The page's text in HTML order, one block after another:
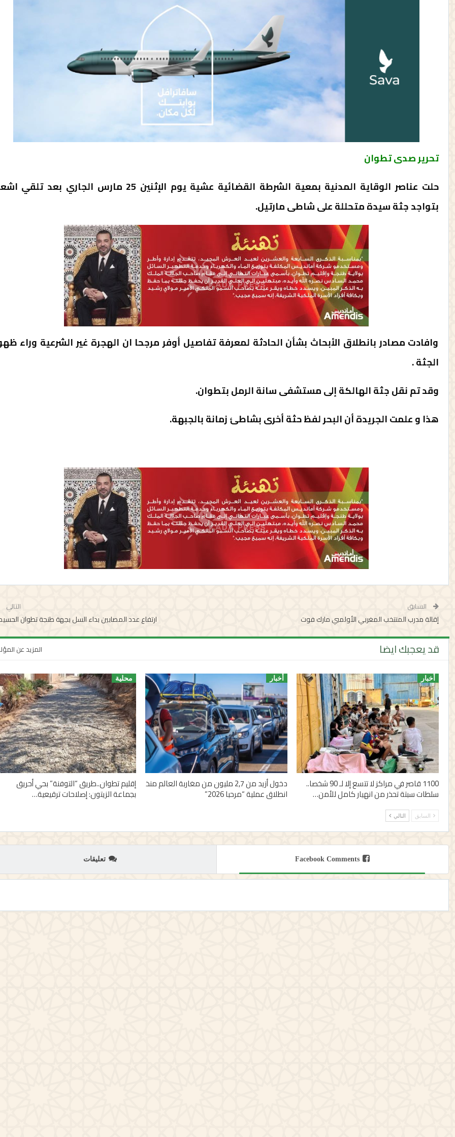
تحرير صدى تطوان
حلت عناصر الوقاية المدنية بمعية الشرطة القضائية عشية يوم الإثنين 25 مارس الجاري بعد
بتواجد جثة سيدة متحللة على شاطى مارتيل.
وافادت مصادر بانطلاق الأبحاث بشأن الحادثة لمعرفة تفاصيل أوفر مرجحا ان الهجرة غير الشرعية وراء
الجثة .
وقد تم نقل جثة الهالكة إلى مستشفى سانة الرمل بتطوان.
هذا و علمت الجريدة أن البحر لفظ حثة أخرى بشاطئ زمانة بالجبهة.
السابق
إقالة مدرب المنتخب المغربي الأولمبي مارك فوت
التالي
ارتفاع عدد المصابين بداء السل بجهة طنجة تطوان
قد يعجبك ايضا المزيد عن
أخبار
1100 قاصر في مراكز لا تتسع إلا لـ 90 شخصا..
سلطات سبتة تحذر من انهيار كامل للأمن…
أخبار
دخول أزيد من 2,7 مليون من مغاربة العالم منذ
انطلاق عملية “مرحبا 2026”
محلية
إقليم تطوان..طريق “التوفنة” بحي أحريق
بجماعة الزيتون: إصلاحات ترقيعية…
السابق التالي
Facebook Comments تعليقات